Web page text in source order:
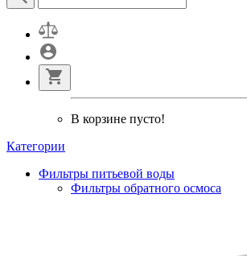
В корзине пусто!
Категории
Фильтры питьевой воды
Фильтры обратного осмоса